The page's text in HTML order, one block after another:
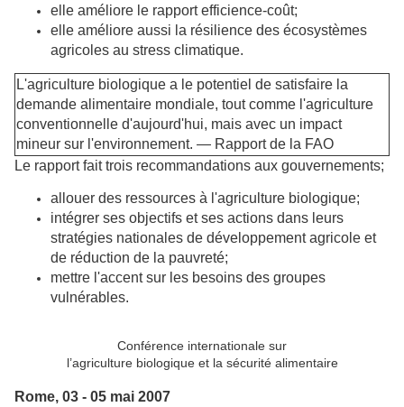
elle améliore le rapport efficience-coût;
elle améliore aussi la résilience des écosystèmes
agricoles au stress climatique.
L'agriculture biologique a le potentiel de satisfaire la
demande alimentaire mondiale, tout comme l'agriculture
conventionnelle d'aujourd'hui, mais avec un impact
mineur sur l'environnement. — Rapport de la FAO
Le rapport fait trois recommandations aux gouvernements;
allouer des ressources à l'agriculture biologique;
intégrer ses objectifs et ses actions dans leurs
stratégies nationales de développement agricole et
de réduction de la pauvreté;
mettre l'accent sur les besoins des groupes
vulnérables.
Conférence internationale sur
l’agriculture biologique et la sécurité alimentaire
Rome, 03 - 05 mai 2007